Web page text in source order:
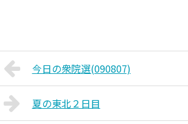
今日の衆院選(090807)
夏の東北２日目